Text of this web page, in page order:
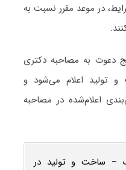
در موعد مقرر نسبت به
دعوت به مصاحبه دکتری
تولید اعلام می‌شود و
اعلام‌شده در مصاحبه
– ساخت و تولید در